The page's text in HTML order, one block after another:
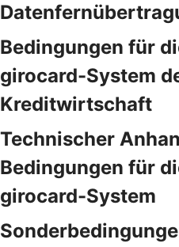
Bedingungen für
girocard-System
Kreditwirtschaft
Technischer
Bedingungen für
girocard-System